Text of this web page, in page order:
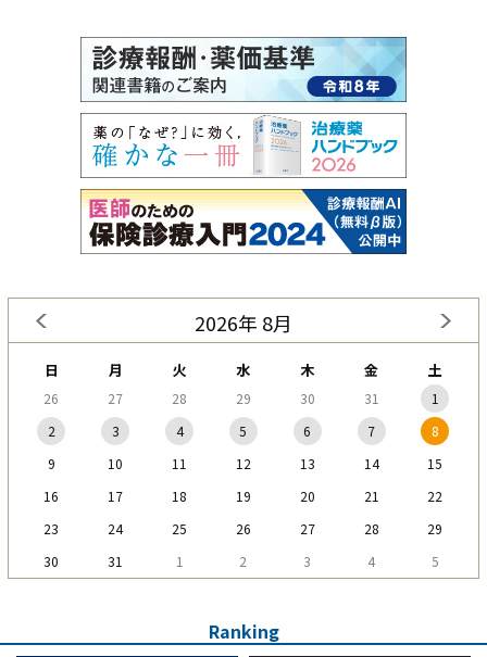
2026年 8月
日 月 火 水 木 金 土
26 27 28 29 30 31
1
2
3 4 5 6 7
8
9
10 11 12 13 14
15
16
17 18 19 20 21
22
23
24 25 26 27 28
29
30
31 1 2 3 4 5
Ranking